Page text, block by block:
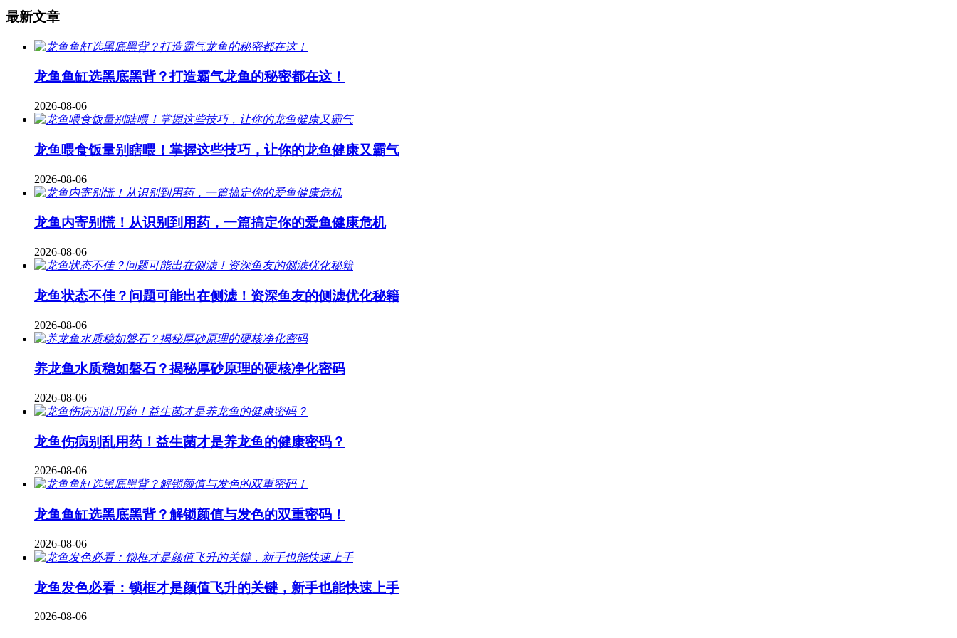
最新文章
龙鱼鱼缸选黑底黑背？打造霸气龙鱼的秘密都在这！
2026-08-06
龙鱼喂食饭量别瞎喂！掌握这些技巧，让你的龙鱼健康又霸气
2026-08-06
龙鱼内寄别慌！从识别到用药，一篇搞定你的爱鱼健康危机
2026-08-06
龙鱼状态不佳？问题可能出在侧滤！资深鱼友的侧滤优化秘籍
2026-08-06
养龙鱼水质稳如磐石？揭秘厚砂原理的硬核净化密码
2026-08-06
龙鱼伤病别乱用药！益生菌才是养龙鱼的健康密码？
2026-08-06
龙鱼鱼缸选黑底黑背？解锁颜值与发色的双重密码！
2026-08-06
龙鱼发色必看：锁框才是颜值飞升的关键，新手也能快速上手
2026-08-06